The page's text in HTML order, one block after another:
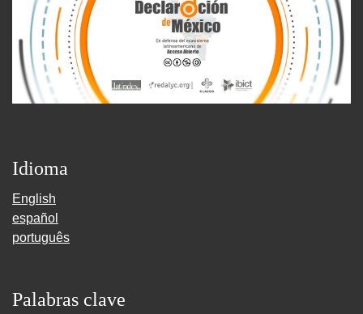
Idioma
English
español
português
Palabras clave